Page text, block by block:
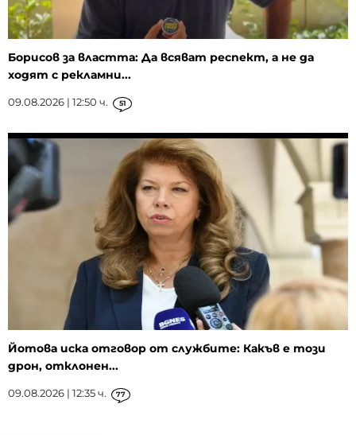
Борисов за властта: Да всяват респект, а не да
ходят с рекламни...
09.08.2026 | 12:50 ч. 51
Йотова иска отговор от службите: Какъв е този
дрон, отклонен...
09.08.2026 | 12:35 ч. 77